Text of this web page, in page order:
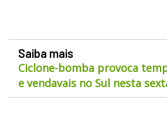
Saiba mais
Ciclone-bomba provoca
e vendavais no Sul nesta